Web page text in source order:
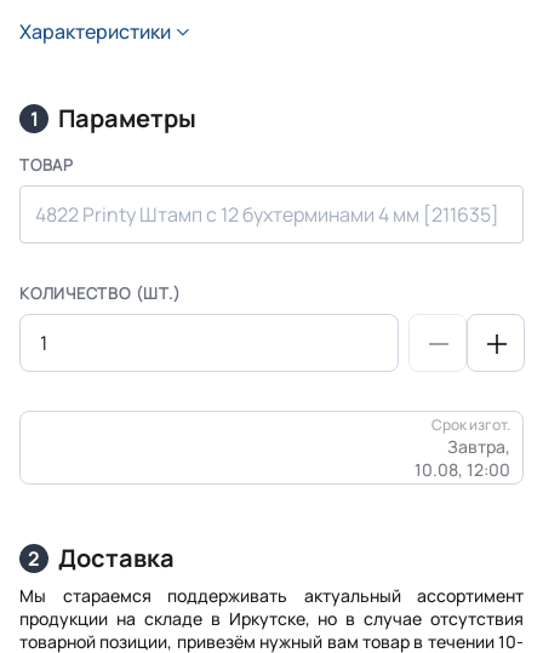
Характеристики
1 Параметры
ТОВАР
4822 Printy Штамп с 12 бухтерминами 4 мм [211635]
КОЛИЧЕСТВО (ШТ.)
Срок изгот.
Завтра,
10.08, 12:00
2 Доставка
Мы стараемся поддерживать актуальный ассортимент
продукции на складе в Иркутске, но в случае отсутствия
товарной позиции, привезём нужный вам товар в течении 10-